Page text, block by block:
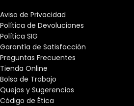
Aviso de Privacidad
Política de Devoluciones
Política SIG
Garantía de Satisfacción
Preguntas Frecuentes
Tienda Online
Bolsa de Trabajo
Quejas y Sugerencias
Código de Ética